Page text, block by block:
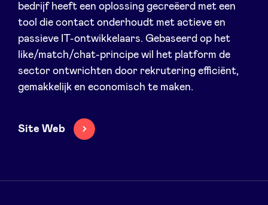
BeAngels Academy
BeAngels Luxemburg
Pooling Services
bedrijf heeft een oplossing gecreëerd met een
tool die contact onderhoudt met actieve en
passieve IT-ontwikkelaars. Gebaseerd op het
like/match/chat-principe wil het platform de
sector ontwrichten door rekrutering efficiënt,
gemakkelijk en economisch te maken.
Site Web